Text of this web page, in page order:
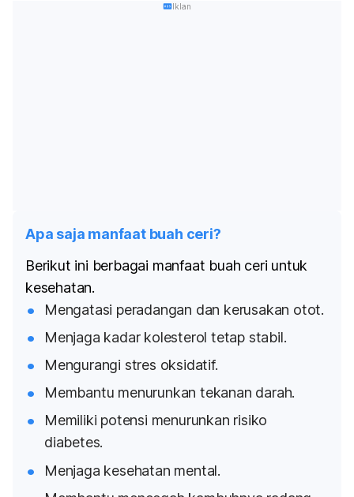
Iklan
Apa saja manfaat buah ceri?
Berikut ini berbagai manfaat buah ceri untuk
kesehatan.
Mengatasi peradangan dan kerusakan otot.
Menjaga kadar kolesterol tetap stabil.
Mengurangi stres oksidatif.
Membantu menurunkan tekanan darah.
Memiliki potensi menurunkan risiko
diabetes.
Menjaga kesehatan mental.